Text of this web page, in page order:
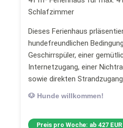
Schlafzimmer
Dieses Ferienhaus
hundefreundlichen
Geschirrspüler, einer
Internetzugang, einer
sowie direkten
🐶 Hunde willkommen!
Preis pro Woche: ab 427 EUR